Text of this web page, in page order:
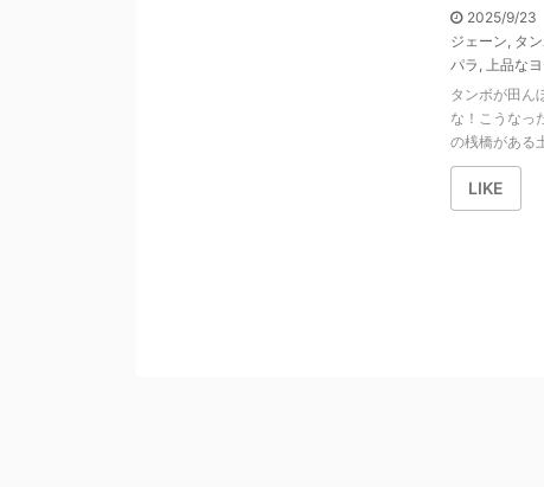
2025/9/23
ジェーン, タ
パラ , 上品な
タンボが田ん
な！こうなっ
の桟橋がある
LIKE